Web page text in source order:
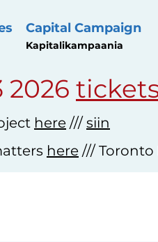
Capital Campaign
Kapitalikampaania
2026
here /// siin
here /// Toronto